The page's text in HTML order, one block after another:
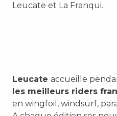
Leucate et La Franqui.
Leucate accueille
les meilleurs riders
en wingfoil, windsurf,